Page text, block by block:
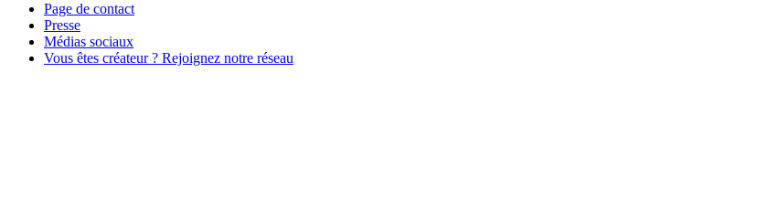
Page de contact
Presse
Médias sociaux
Vous êtes créateur ? Rejoignez notre réseau